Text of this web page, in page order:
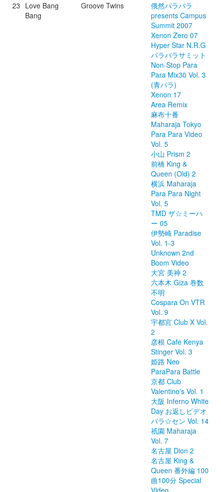
23 Love Bang
Bang
Groove Twins
俄然パラパラ
presents Campus
Summit 2007
Xenon Zero 07
Hyper Star N.R.G
パラパラサミット
Non-Stop Para
Para Mix30 Vol. 3
(青パラ)
Xenon 17
Area Remix
麻布十番
Maharaja Tokyo
Para Para Video
Vol. 5
小山 Prism 2
前橋 King &
Queen (Old) 2
横浜 Maharaja
Para Para Night
Vol. 5
TMD ザ☆ミーハ
ー 05
伊勢崎 Paradise
Vol. 1-3
Unknown 2nd
Boom Video
大宮 美神 2
六本木 Giza 巻数
不明
Cospara On VTR
Vol. 9
宇都宮 Club X Vol.
2
彦根 Cafe Kenya
Stinger Vol. 3
姫路 Neo
ParaPara Battle
京都 Club
Valentino's Vol. 1
大阪 Inferno White
Day お返しビデオ
パラ☆セン Vol. 14
祇園 Maharaja
Vol. 7
名古屋 Dion 2
名古屋 King &
Queen 番外編 100
曲100分 Special
Video